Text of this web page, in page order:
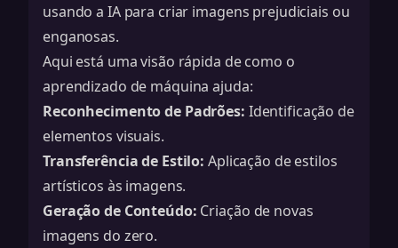
usando a IA para criar imagens prejudiciais ou
enganosas.
Aqui está uma visão rápida de como o
aprendizado de máquina ajuda:
Reconhecimento de Padrões: Identificação de
elementos visuais.
Transferência de Estilo: Aplicação de estilos
artísticos às imagens.
Geração de Conteúdo: Criação de novas
imagens do zero.